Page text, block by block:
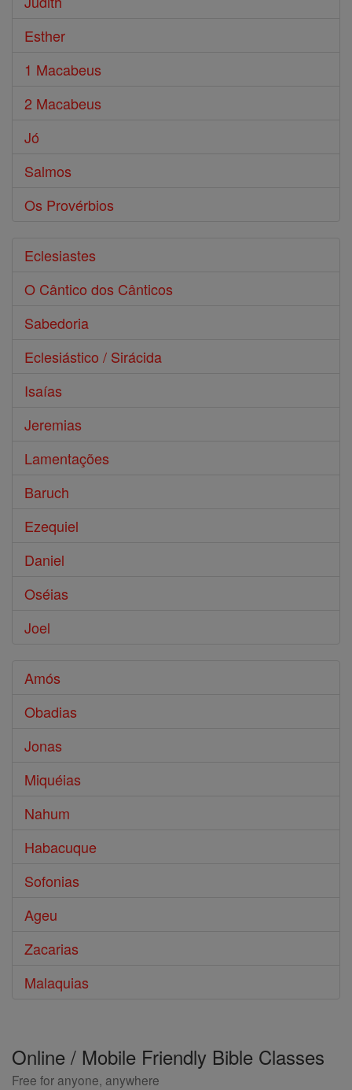
Esther
1 Macabeus
2 Macabeus
Jó
Salmos
Os Provérbios
Eclesiastes
O Cântico dos Cânticos
Sabedoria
Eclesiástico / Sirácida
Isaías
Jeremias
Lamentações
Baruch
Ezequiel
Daniel
Oséias
Joel
Amós
Obadias
Jonas
Miquéias
Nahum
Habacuque
Sofonias
Ageu
Zacarias
Malaquias
Online / Mobile Friendly Bible Classes
Free for anyone, anywhere